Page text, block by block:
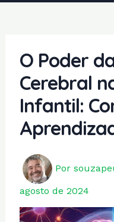
conteúdo
O Poder
Cerebral
Infantil:
Por
agosto de 2024